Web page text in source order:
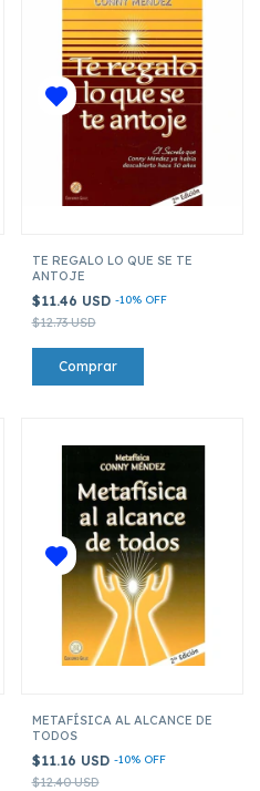
TE REGALO LO QUE SE TE
ANTOJE
$11.46 USD -10% OFF
$12.73 USD
METAFÍSICA AL ALCANCE DE
TODOS
$11.16 USD -10% OFF
$12.40 USD